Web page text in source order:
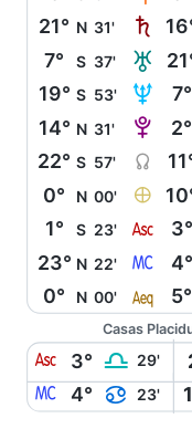
21° N 31' S
7° S 37' T
19° S 53' U 7°
14° N 31' V 2°
22° S 57' Y
0° N 00' È
1° S 23' W 3°
23° N 22' X 4°
0° N 00' l 5°
Casas
W 3° G 29'
X 4° D 23'